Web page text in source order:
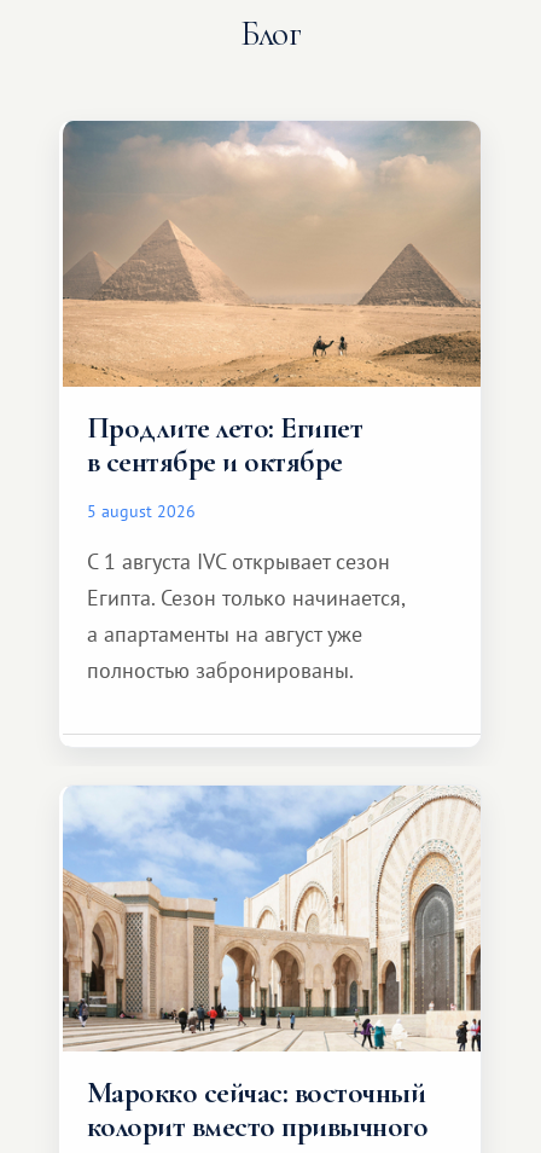
Блог
Продлите лето: Египет
в сентябре и октябре
5 august 2026
С 1 августа IVC открывает сезон
Египта. Сезон только начинается,
а апартаменты на август уже
полностью забронированы.
Марокко сейчас: восточный
колорит вместо привычного